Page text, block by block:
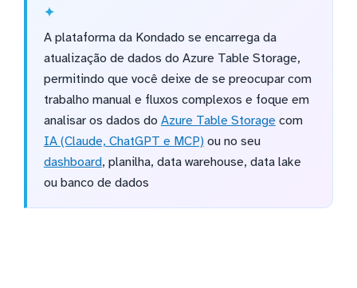
A plataforma da Kondado se encarrega da
atualização de dados do Azure Table Storage,
permitindo que você deixe de se preocupar com
trabalho manual e fluxos complexos e foque em
analisar os dados do Azure Table Storage com
IA (Claude, ChatGPT e MCP)ou no seu
dashboard, planilha, data warehouse, data lake
ou banco de dados